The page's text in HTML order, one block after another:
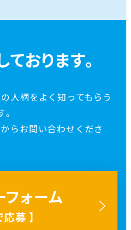
おります。
人柄をよく知ってもらう
らお問い合わせくださ
フォーム
応募 】